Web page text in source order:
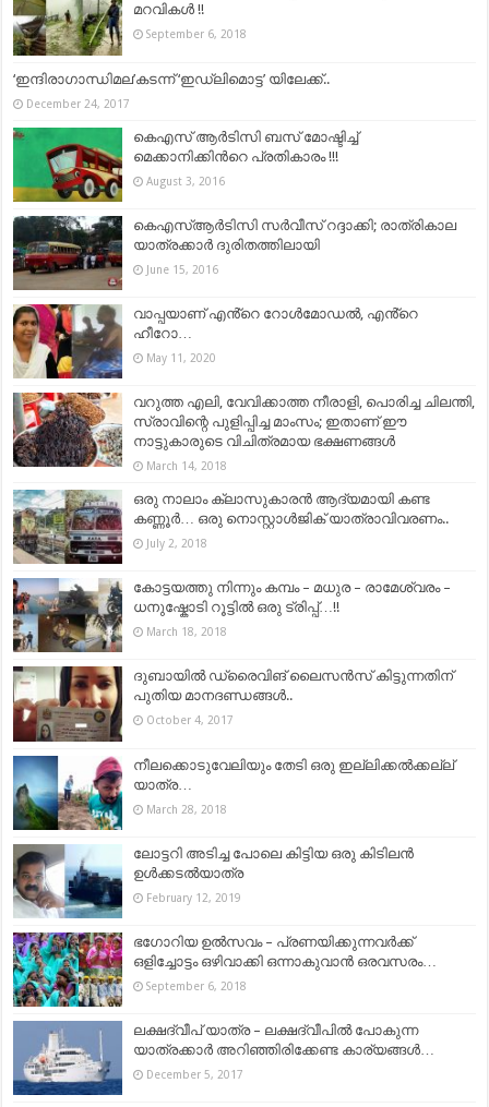
മറവികൾ !!
September 6, 2018
‘ഇന്ദിരാഗാന്ധിമല’കടന്ന് ‘ഇഡ്‌ലിമൊട്ട’ യിലേക്ക്..
December 24, 2017
കെഎസ് ആര്‍ടിസി ബസ് മോഷ്ടിച്ച്
മെക്കാനിക്കിന്‍റെ പ്രതികാരം !!!
August 3, 2016
കെഎസ്ആര്‍ടിസി സര്‍വീസ് റദ്ദാക്കി; രാത്രികാല
യാത്രക്കാര്‍ ദുരിതത്തിലായി
June 15, 2016
വാപ്പയാണ് എൻ്റെ റോൾമോഡൽ, എൻ്റെ
ഹീറോ…
May 11, 2020
വറുത്ത എലി, വേവിക്കാത്ത നീരാളി, പൊരിച്ച ചിലന്തി,
സ്രാവിന്റെ പുളിപ്പിച്ച മാംസം; ഇതാണ് ഈ
നാട്ടുകാരുടെ വിചിത്രമായ ഭക്ഷണങ്ങള്‍
March 14, 2018
ഒരു നാലാം ക്ലാസുകാരൻ ആദ്യമായി കണ്ട
കണ്ണൂർ… ഒരു നൊസ്റ്റാൾജിക് യാത്രാവിവരണം..
July 2, 2018
കോട്ടയത്തു നിന്നും കമ്പം – മധുര – രാമേശ്വരം –
ധനുഷ്കോടി റൂട്ടില്‍ ഒരു ട്രിപ്പ്…!!
March 18, 2018
ദുബായില്‍ ഡ്രൈവിങ് ലൈസന്‍സ് കിട്ടുന്നതിന്
പുതിയ മാനദണ്ഡങ്ങള്‍..
October 4, 2017
നീലക്കൊടുവേലിയും തേടി ഒരു ഇല്ലിക്കല്‍ക്കല്ല്
യാത്ര…
March 28, 2018
ലോട്ടറി അടിച്ച പോലെ കിട്ടിയ ഒരു കിടിലൻ
ഉൾക്കടൽയാത്ര
February 12, 2019
ഭഗോറിയ ഉൽസവം – പ്രണയിക്കുന്നവർക്ക്
ഒളിച്ചോട്ടം ഒഴിവാക്കി ഒന്നാകുവാൻ ഒരവസരം…
September 6, 2018
ലക്ഷദ്വീപ് യാത്ര – ലക്ഷദ്വീപിൽ പോകുന്ന
യാത്രക്കാര്‍ അറിഞ്ഞിരിക്കേണ്ട കാര്യങ്ങള്‍…
December 5, 2017